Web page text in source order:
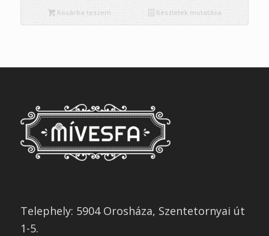
Kosárba teszem Részletek mutatása
Telephely: 5904 Orosháza, Szentetornyai út
1-5.